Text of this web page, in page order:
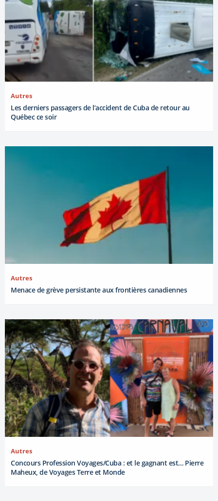
Autres
Les derniers passagers de l’accident de Cuba de retour au
Québec ce soir
Autres
Menace de grève persistante aux frontières canadiennes
Autres
Concours Profession Voyages/Cuba : et le gagnant est… Pierre
Maheux, de Voyages Terre et Monde